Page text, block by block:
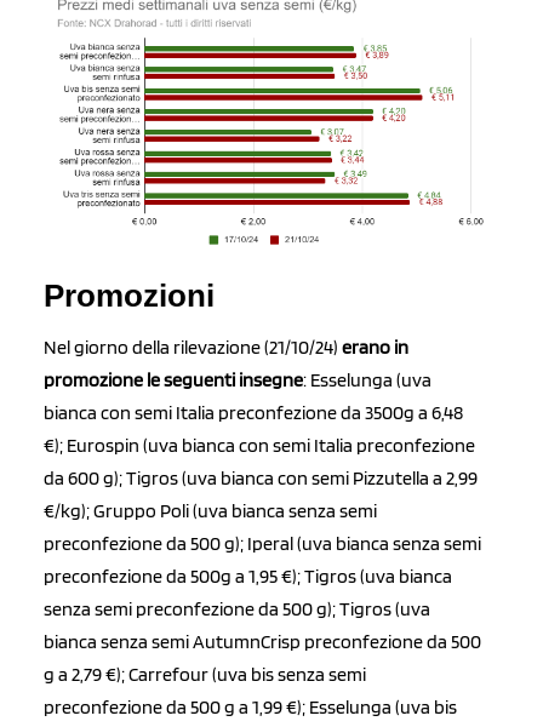
Promozioni
Nel giorno della rilevazione (21/10/24) erano in
promozione le seguenti insegne: Esselunga (uva
bianca con semi Italia preconfezione da 3500g a 6,48
€); Eurospin (uva bianca con semi Italia preconfezione
da 600 g); Tigros (uva bianca con semi Pizzutella a 2,99
€/kg); Gruppo Poli (uva bianca senza semi
preconfezione da 500 g); Iperal (uva bianca senza semi
preconfezione da 500g a 1,95 €); Tigros (uva bianca
senza semi preconfezione da 500 g); Tigros (uva
bianca senza semi AutumnCrisp preconfezione da 500
g a 2,79 €); Carrefour (uva bis senza semi
preconfezione da 500 g a 1,99 €); Esselunga (uva bis